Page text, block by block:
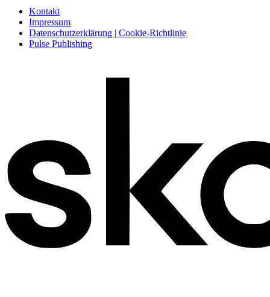
Kontakt
Impressum
Datenschutzerklärung | Cookie-Richtlinie
Pulse Publishing